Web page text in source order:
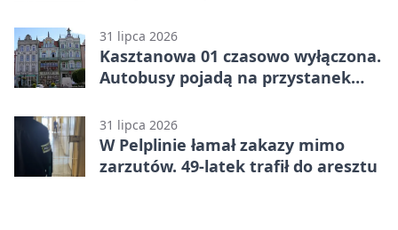
31 lipca 2026
Kasztanowa 01 czasowo wyłączona.
Autobusy pojadą na przystanek
31 lipca 2026
W Pelplinie łamał zakazy mimo
zarzutów. 49-latek trafił do aresztu